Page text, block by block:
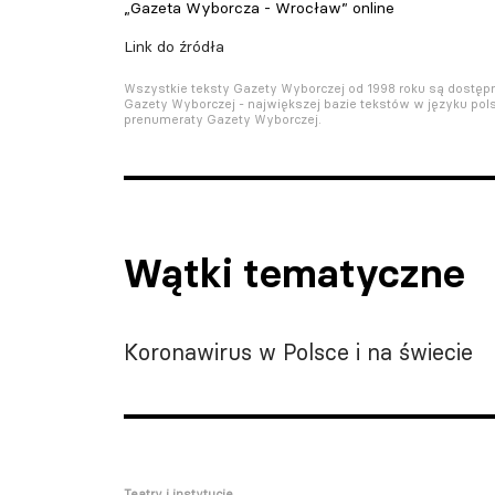
„Gazeta Wyborcza - Wrocław” online
Link do źródła
Wszystkie teksty Gazety Wyborczej od 1998 roku są
Gazety Wyborczej - największej bazie tekstów w języku
prenumeraty Gazety Wyborczej.
Wątki tematyczne
Koronawirus w Polsce i na świecie